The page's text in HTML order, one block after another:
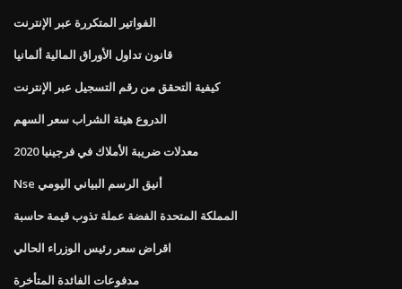
الفواتير المتكررة عبر الإنترنت
قانون تداول الأوراق المالية ألمانيا
كيفية التحقق من رقم التسجيل عبر الإنترنت
الدروع هيئة الشراب سعر السهم
معدلات ضريبة الأملاك في فرجينيا 2020
Nse أنيق الرسم البياني اليومي
المملكة المتحدة الفضة عملة تذوب قيمة حاسبة
اقراض سعر رئيس الوزراء الحالي
مدفوعات الفائدة المتأخرة